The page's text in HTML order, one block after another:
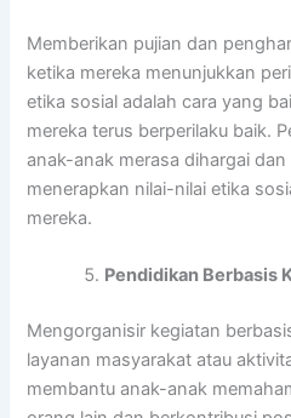
Memberikan pujian dan
ketika mereka menunjukkan
etika sosial adalah cara yang
mereka terus berperilaku baik.
anak-anak merasa dihargai
menerapkan nilai-nilai etika
mereka.
Pendidikan Berbasis
Mengorganisir kegiatan
layanan masyarakat atau
membantu anak-anak